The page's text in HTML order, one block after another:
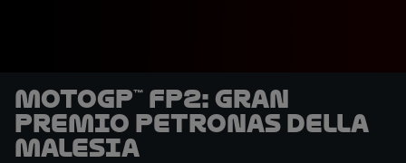
MotoGP™ FP2: Gran
Premio PETRONAS della
Malesia